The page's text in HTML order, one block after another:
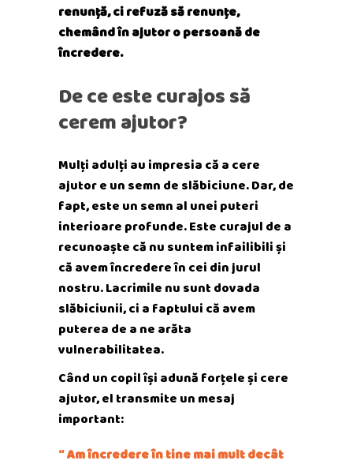
renunță, ci refuză să renunțe,
chemând în ajutor o persoană de
încredere.
De ce este curajos să
cerem ajutor?
Mulți adulți au impresia că a cere
ajutor e un semn de slăbiciune. Dar, de
fapt, este un semn al unei puteri
interioare profunde. Este curajul de a
recunoaște că nu suntem infailibili și
că avem încredere în cei din jurul
nostru. Lacrimile nu sunt dovada
slăbiciunii, ci a faptului că avem
puterea de a ne arăta
vulnerabilitatea.
Când un copil își adună forțele și cere
ajutor, el transmite un mesaj
important:
Am încredere în tine mai mult decât